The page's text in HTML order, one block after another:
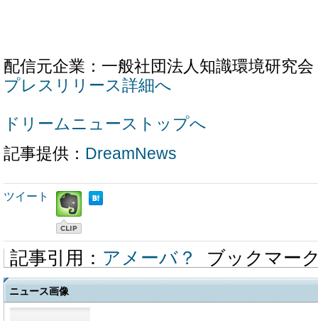
配信元企業：一般社団法人知識環境研究会
プレスリリース詳細へ
ドリームニューストップへ
記事提供： DreamNews
ツイート
記事引用： アメーバ？ ブックマー
ニュース画像